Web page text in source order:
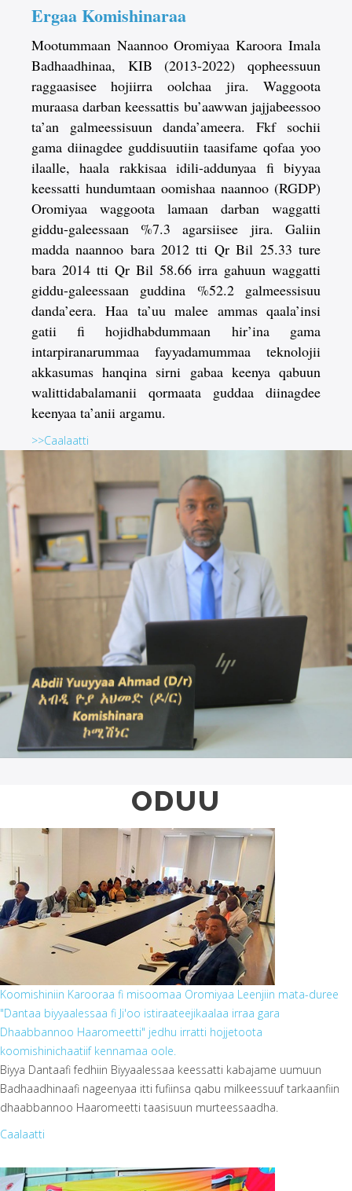
Ergaa Komishinaraa
Mootummaan Naannoo Oromiyaa Karoora Imala
Badhaadhinaa, KIB (2013-2022) qopheessuun
raggaasisee hojiirra oolchaa jira. Waggoota
muraasa darban keessattis bu’aawwan jajjabeessoo
ta’an galmeessisuun danda’ameera. Fkf sochii
gama diinagdee guddisuutiin taasifame qofaa yoo
ilaalle, haala rakkisaa idili-addunyaa fi biyyaa
keessatti hundumtaan oomishaa naannoo (RGDP)
Oromiyaa waggoota lamaan darban waggatti
giddu-galeessaan %7.3 agarsiisee jira. Galiin
madda naannoo bara 2012 tti Qr Bil 25.33 ture
bara 2014 tti Qr Bil 58.66 irra gahuun waggatti
giddu-galeessaan guddina %52.2 galmeessisuu
danda’eera. Haa ta’uu malee ammas qaala’insi
gatii fi hojidhabdummaan hir’ina gama
intarpiranarummaa fayyadamummaa teknolojii
akkasumas hanqina sirni gabaa keenya qabuun
walittidabalamanii qormaata guddaa diinagdee
keenyaa ta’anii argamu.
>>Caalaatti
ODUU
Koomishiniin Karooraa fi misoomaa Oromiyaa Leenjiin mata-duree
"Dantaa biyyaalessaa fi Ji'oo istiraateejikaalaa irraa gara
Dhaabbannoo Haaromeetti" jedhu irratti hojjetoota
koomishinichaatiif kennamaa oole.
Biyya Dantaafi fedhiin Biyyaalessaa keessatti kabajame uumuun
Badhaadhinaafi nageenyaa itti fufiinsa qabu milkeessuuf tarkaanfiin
dhaabbannoo Haaromeetti taasisuun murteessaadha.
Caalaatti
Untitled.jpg